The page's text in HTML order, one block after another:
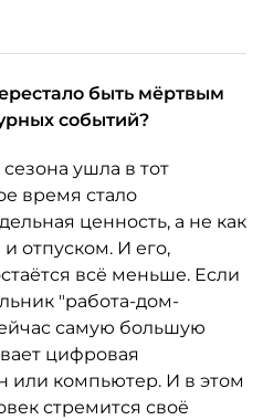
быть мёртвым
событий?
ушла в тот
время стало
ценность, а не как
отпуском. И его,
всё меньше. Если
"работа-дом-
самую большую
цифровая
или компьютер. И в этом
стремится своё